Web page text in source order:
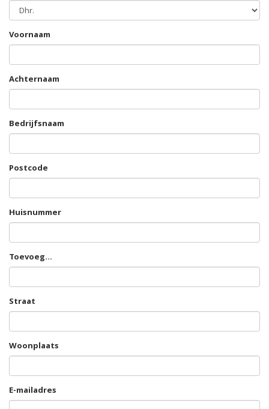
Voornaam
Achternaam
Bedrijfsnaam
Postcode
Huisnummer
Toevoeg...
Straat
Woonplaats
E-mailadres